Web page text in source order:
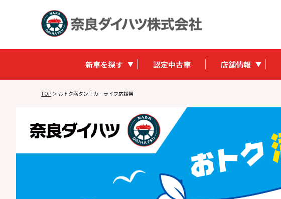
新車を探す 認定中古車 店舗情報
TOP ＞ おトク満タン！カーライフ応援祭